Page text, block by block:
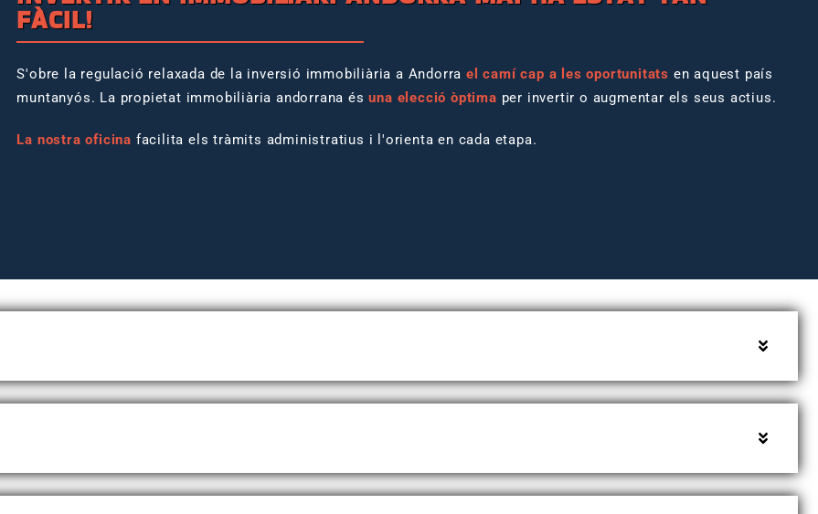
FÀCIL!
S'obre la regulació relaxada de la inversió immobiliària a Andorra el camí cap a les oportunitats en aquest país
muntanyós. La propietat immobiliària andorrana és una elecció òptima per invertir o augmentar els seus actius.
La nostra oficina facilita els tràmits administratius i l'orienta en cada etapa.